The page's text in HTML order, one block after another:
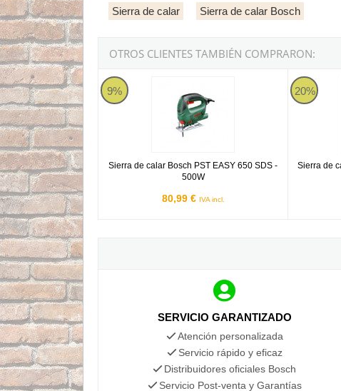
Sierra de calar Sierra de calar Bosch
OTROS CLIENTES TAMBIÉN COMPRARON:
9%
Sierra de calar Bosch PST EASY 650 SDS -
500W
80,99 € IVA incl.
Sierra de calar Bosch PST EASY 650 SDS - 500W
20%
Sierra de
Sierra de
SERVICIO GARANTIZADO
Atención personalizada
Servicio rápido y eficaz
Distribuidores oficiales Bosch
Servicio Post-venta y Garantías